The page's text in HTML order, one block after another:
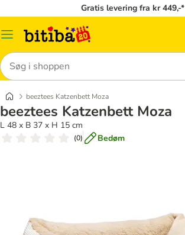
Gratis levering fra kr 449,-*
Menu
Søg
beeztees Katzenbett Moza
beeztees Katzenbett Moza
L 48 x B 37 x H 15 cm
(0) Bedøm